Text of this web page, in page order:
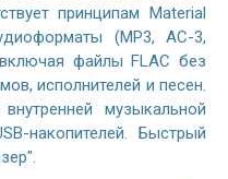
принципам Material
(MP3, AC-3,
файлы FLAC без
исполнителей и песен.
музыкальной
накопителей. Быстрый